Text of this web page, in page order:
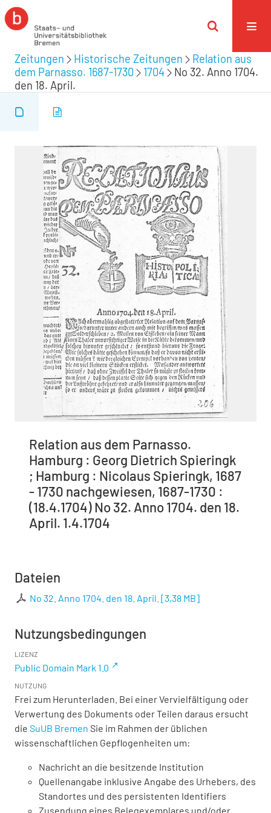
Zeitungen Historische Zeitungen
Relation aus
dem Parnasso. 1687-1730
1704
No 32. Anno 1704.
den 18. April.
Relation aus dem Parnasso.
Hamburg : Georg Dietrich Spieringk
; Hamburg : Nicolaus Spieringk, 1687
- 1730 nachgewiesen, 1687-1730 :
(18.4.1704) No 32. Anno 1704. den 18.
April. 1.4.1704
Dateien
No 32. Anno 1704. den 18. April. [3,38 MB]
Nutzungsbedingungen
LIZENZ
Public Domain Mark 1.0
NUTZUNG
Frei zum Herunterladen. Bei einer Vervielfältigung oder
Verwertung des Dokuments oder Teilen daraus ersucht
die SuUB Bremen Sie im Rahmen der üblichen
wissenschaftlichen Gepflogenheiten um:
Nachricht an die besitzende Institution
Quellenangabe inklusive Angabe des Urhebers, des
Standortes und des persistenten Identifiers
Zusendung eines Belegexemplares und/oder